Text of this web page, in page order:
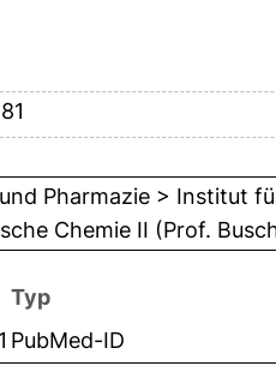
Pharmazie > Institut
Chemie II (Prof.
Typ
PubMed-ID